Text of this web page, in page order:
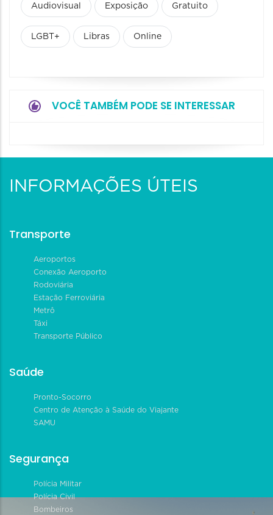
Audiovisual Exposição Gratuito
LGBT+ Libras Online
VOCÊ TAMBÉM PODE SE INTERESSAR
INFORMAÇÕES ÚTEIS
Transporte
Aeroportos
Conexão Aeroporto
Rodoviária
Estação Ferroviária
Metrô
Táxi
Transporte Público
Saúde
Pronto-Socorro
Centro de Atenção à Saúde do Viajante
SAMU
Segurança
Polícia Militar
Polícia Civil
Bombeiros